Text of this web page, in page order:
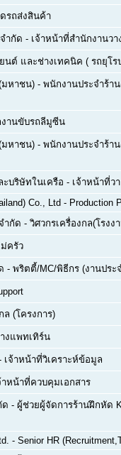
รถส่งสินค้า
ำกัด - เจ้าหน้าที่สำนักงานวา
ยนต์ และช่างเทคนิค ( รถยุโ
มหาชน) - พนักงานประจำร้า
านขับรถลีมูซีน
มหาชน) - พนักงานประจำร้า
บริษัทในเครือ - เจ้าหน้าที่ว
Co., Ltd - Production
ำกัด - วิศวกรเครื่องกล(โรงง
ครัว
- พริตตี้/MC/พิธีกร (งานประ
ล (โครงการ)
งแพทเทิร์น
เจ้าหน้าที่วิเคราะห์ข้อมูล
าหน้าที่ควบคุมเอกสาร
ด - ผู้ช่วยผู้จัดการร้านฝึกหัด
- Senior HR